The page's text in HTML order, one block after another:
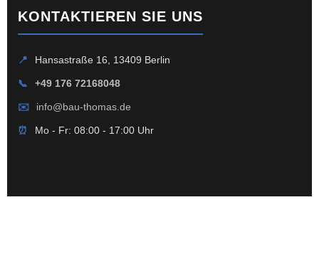
KONTAKTIEREN SIE UNS
📍 Hansastraße 16, 13409 Berlin
📞 +49 176 72168048
✉️ info@bau-thomas.de
⏰ Mo - Fr: 08:00 - 17:00 Uhr